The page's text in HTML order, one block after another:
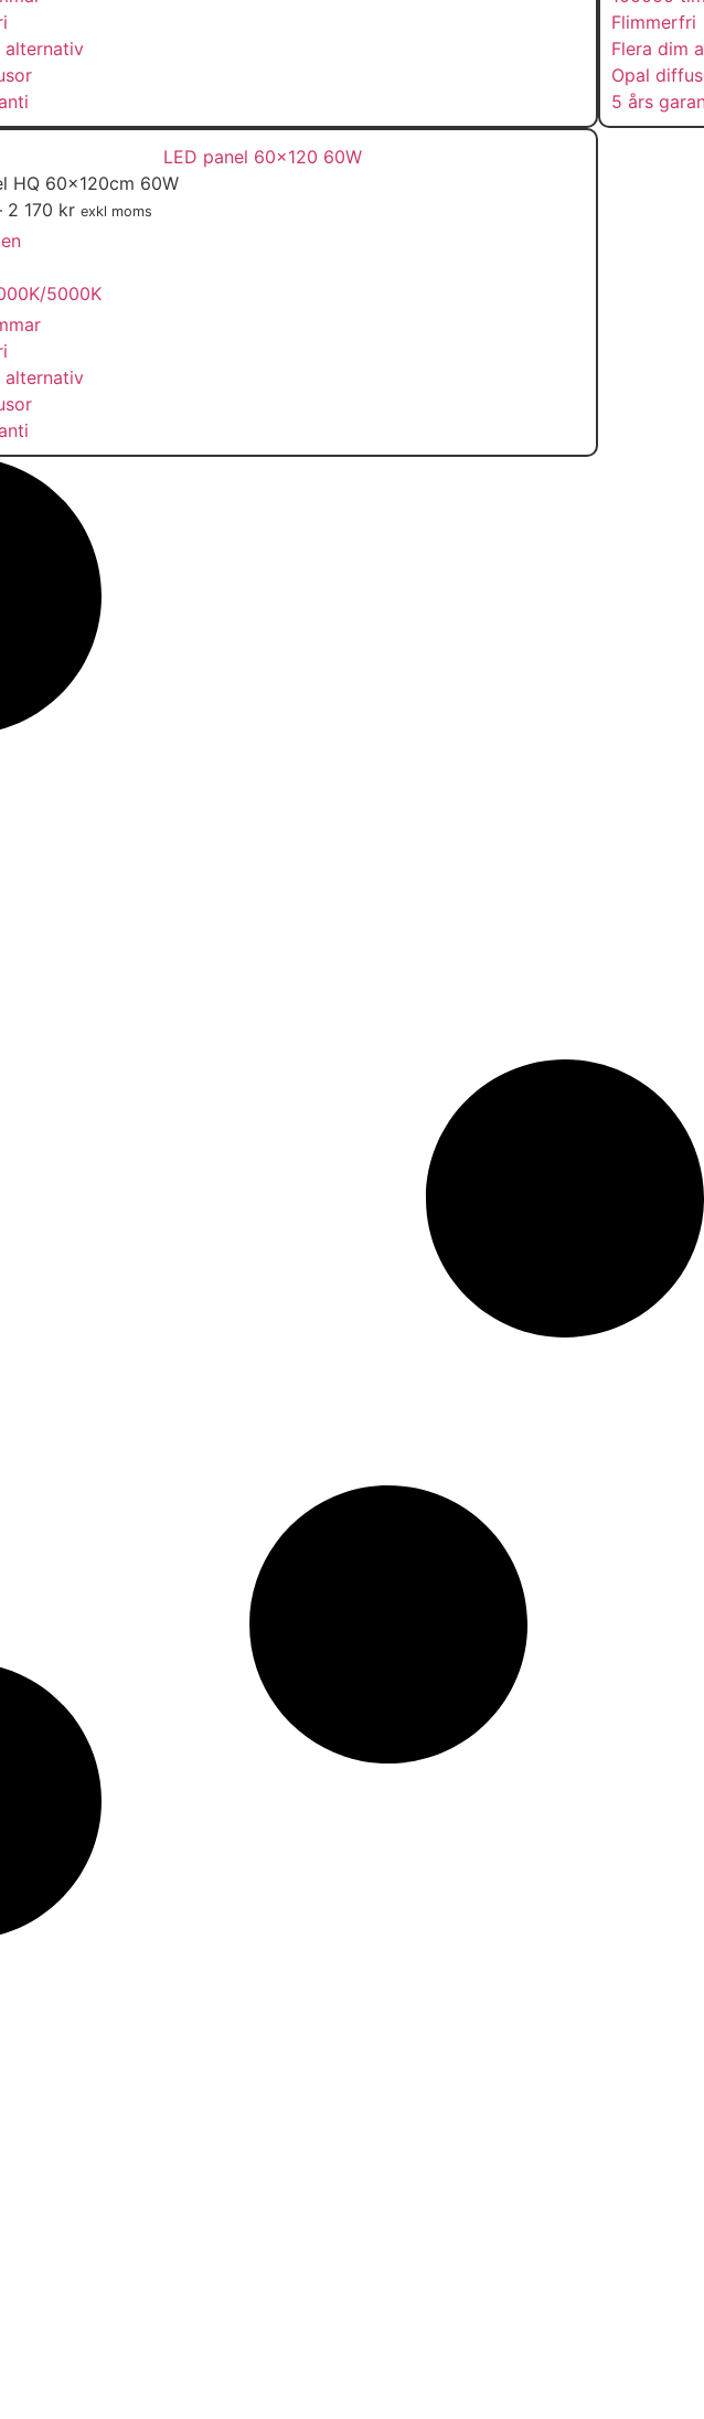
alternativ
Flimmerfri
Flera dim
Opal
5 års
HQ 60x120cm 60W
2 170 kr exkl moms
5000K
alternativ